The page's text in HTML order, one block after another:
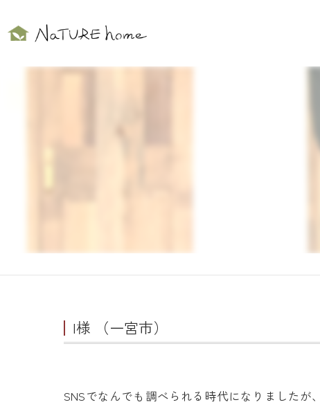
I様 （一宮市）
SNSでなんでも調べられる時代になりましたが